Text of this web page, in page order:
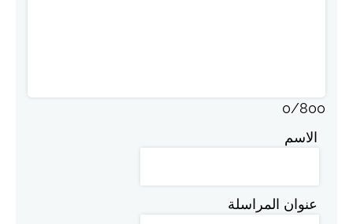
0/800
الاسم
عنوان المراسلة